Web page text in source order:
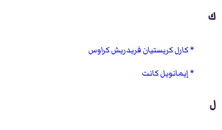
ك
كارل كريستيان فريدريش كراوس
إيمانويل كانت
ل